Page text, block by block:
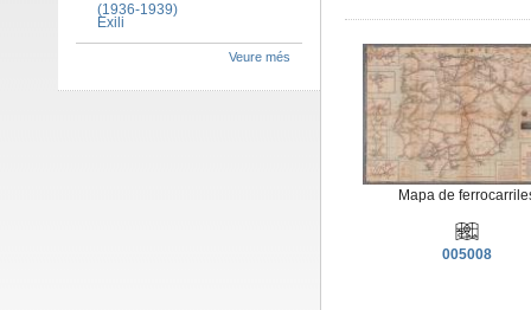
Mapa de
005008
(1936-1939)
Exili
Veure més